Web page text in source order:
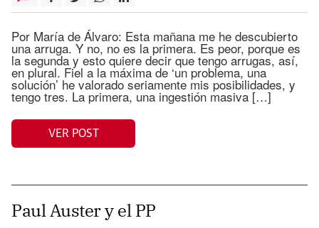
Por María de Álvaro: Esta mañana me he descubierto
una arruga. Y no, no es la primera. Es peor, porque es
la segunda y esto quiere decir que tengo arrugas, así,
en plural. Fiel a la máxima de ‘un problema, una
solución’ he valorado seriamente mis posibilidades, y
tengo tres. La primera, una ingestión masiva […]
VER POST
Paul Auster y el PP